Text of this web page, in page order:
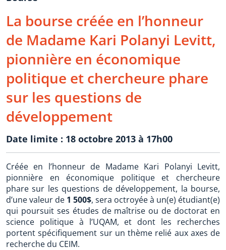
La bourse créée en l’honneur
de Madame Kari Polanyi Levitt,
pionnière en économique
politique et chercheure phare
sur les questions de
développement
Date limite : 18 octobre 2013 à 17h00
Créée en l’honneur de Madame Kari Polanyi Levitt,
pionnière en économique politique et chercheure
phare sur les questions de développement, la bourse,
d’une valeur de 1 500$, sera octroyée à un(e) étudiant(e)
qui poursuit ses études de maîtrise ou de doctorat en
science politique à l’UQAM, et dont les recherches
portent spécifiquement sur un thème relié aux axes de
recherche du CEIM.